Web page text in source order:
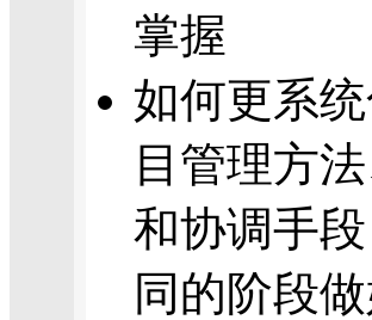
掌握
如何更系
目管理方
和协调手
同的阶段